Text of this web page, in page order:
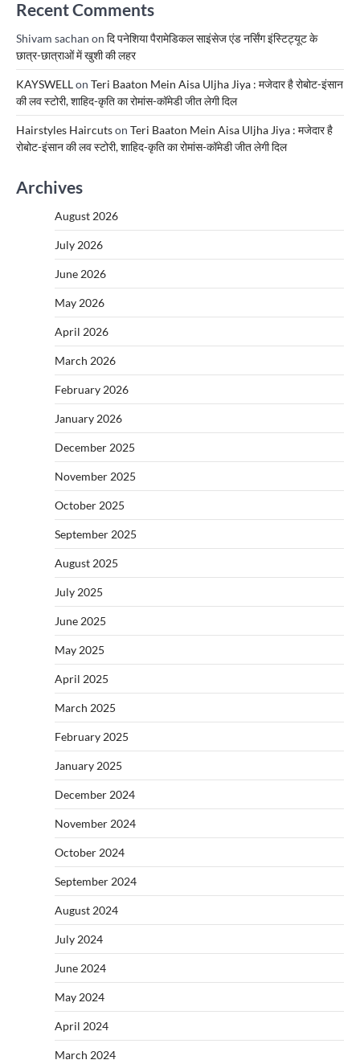
Recent Comments
Shivam sachan on दि पनेशिया पैरामेडिकल साइंसेज एंड नर्सिंग इंस्टिट्यूट के
छात्र-छात्राओं में खुशी की लहर
KAYSWELLon Teri Baaton Mein Aisa Uljha Jiya : मजेदार है रोबोट-इंसान
की लव स्टोरी, शाहिद-कृति का रोमांस-कॉमेडी जीत लेगी दिल
Hairstyles Haircutson Teri Baaton Mein Aisa Uljha Jiya : मजेदार है
रोबोट-इंसान की लव स्टोरी, शाहिद-कृति का रोमांस-कॉमेडी जीत लेगी दिल
Archives
August 2026
July 2026
June 2026
May 2026
April 2026
March 2026
February 2026
January 2026
December 2025
November 2025
October 2025
September 2025
August 2025
July 2025
June 2025
May 2025
April 2025
March 2025
February 2025
January 2025
December 2024
November 2024
October 2024
September 2024
August 2024
July 2024
June 2024
May 2024
April 2024
March 2024